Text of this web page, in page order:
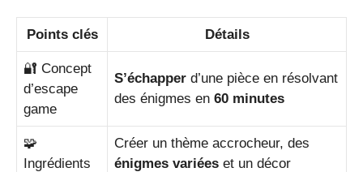
Points clés Détails
🔐 Concept
d’escape
game
S’échapper d’une pièce en résolvant
des énigmes en 60 minutes
🧩
Ingrédients
Créer un thème accrocheur, des
énigmes variées et un décor